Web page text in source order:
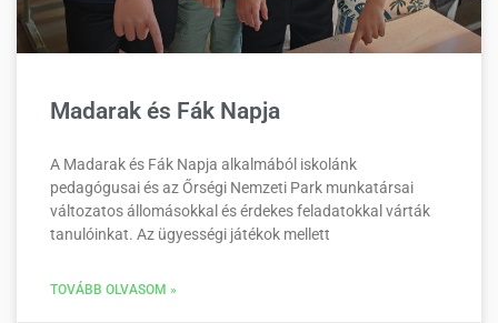
Madarak és Fák Napja
A Madarak és Fák Napja alkalmából iskolánk
pedagógusai és az Őrségi Nemzeti Park munkatársai
változatos állomásokkal és érdekes feladatokkal várták
tanulóinkat. Az ügyességi játékok mellett
TOVÁBB OLVASOM »